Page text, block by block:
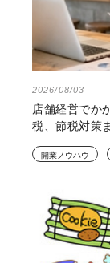
2026/08/03
店舗経営でか
税、節税対策
開業ノウハウ